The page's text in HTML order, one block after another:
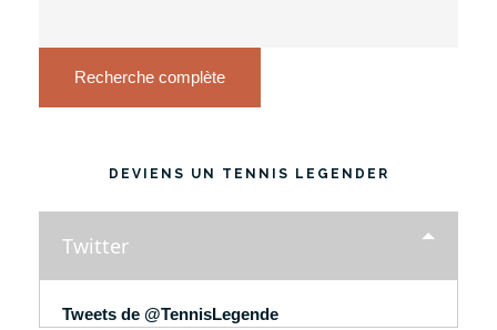
Recherche complète
DEVIENS UN TENNIS LEGENDER
Twitter
Tweets de @TennisLegende